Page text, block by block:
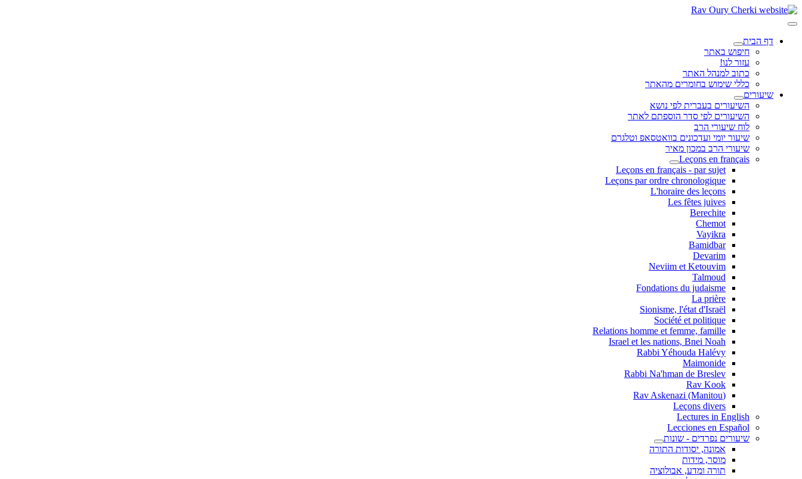
דף הבית
חיפוש באתר
עזור לנו!
כתוב למנהל האתר
כללי שימוש בחומרים מהאתר
שיעורים
השיעורים בעברית לפי נושא
השיעורים לפי סדר הוספתם לאתר
לוח שיעורי הרב
שיעור יומי ועדכונים בוואטסאפ וטלגרם
שיעורי הרב במכון מאיר
Leçons en français
Leçons en français - par sujet
Leçons par ordre chronologique
L'horaire des leçons
Les fêtes juives
Berechite
Chemot
Vayikra
Bamidbar
Devarim
Neviim et Ketouvim
Talmoud
Fondations du judaisme
La prière
Sionisme, l'état d'Israël
Société et politique
Relations homme et femme, famille
Israel et les nations, Bnei Noah
Rabbi Yéhouda Halévy
Maimonide
Rabbi Na'hman de Breslev
Rav Kook
(Rav Askenazi (Manitou
Leçons divers
Lectures in English
Lecciones en Español
שיעורים נפרדים - שונות
אמונה, יסודות התורה
מוסר, מידות
תורה ומדע, אבולוציה